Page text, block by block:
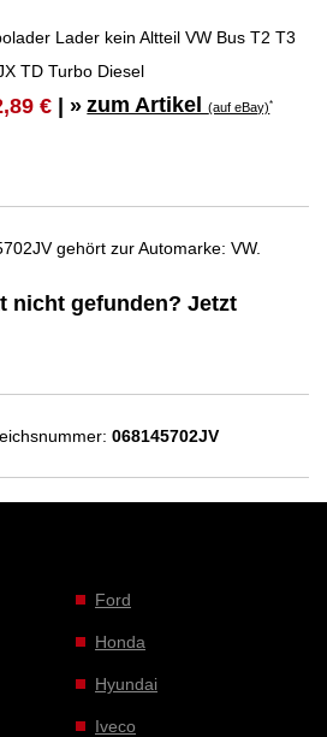
Lader kein Altteil VW Bus T2 T3
TD Turbo Diesel
€ | » zum Artikel(auf eBay)*
gehört zur Automarke: VW.
nicht gefunden? Jetzt
068145702JV
Ford
Honda
Hyundai
Iveco